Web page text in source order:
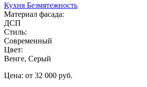
Кухня Безмятежность
Материал фасада:
ДСП
Стиль:
Современный
Цвет:
Венге, Серый
Цена: от 32 000 руб.